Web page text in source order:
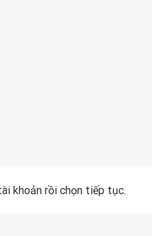
khoản rồi chọn tiếp tục.